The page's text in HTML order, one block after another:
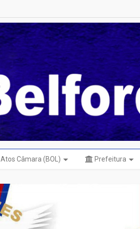
Atos Câmara (BOL) Prefeitura